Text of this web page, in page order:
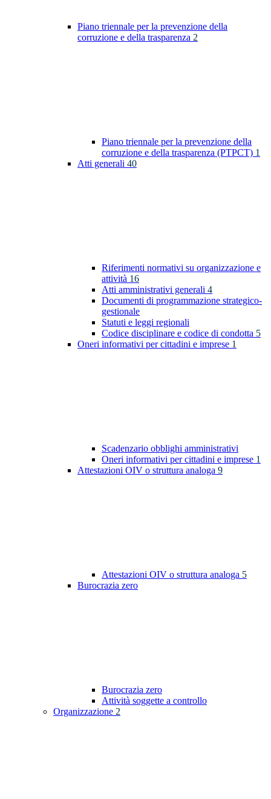
Piano triennale per la prevenzione della
corruzione e della trasparenza 2
Piano triennale per la prevenzione della
corruzione e della trasparenza (PTPCT) 1
Atti generali 40
Riferimenti normativi su organizzazione e
attività 16
Atti amministrativi generali 4
Documenti di programmazione strategico-
gestionale
Statuti e leggi regionali
Codice disciplinare e codice di condotta 5
Oneri informativi per cittadini e imprese 1
Scadenzario obblighi amministrativi
Oneri informativi per cittadini e imprese 1
Attestazioni OIV o struttura analoga 9
Attestazioni OIV o struttura analoga 5
Burocrazia zero
Burocrazia zero
Attività soggette a controllo
Organizzazione 2